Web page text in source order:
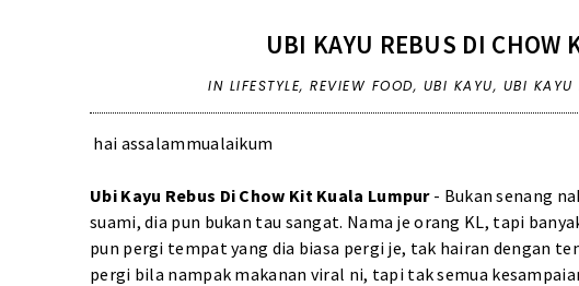
UBI KAYU REBUS DI CHOW
IN LIFESTYLE,REVIEW FOOD, UBI KAYU, UBI KAYU
hai assalammualaikum
Ubi Kayu Rebus Di Chow Kit Kuala Lumpur- Bukan senang
suami, dia pun bukan tau sangat. Nama je orang KL, tapi
pun pergi tempat yang dia biasa pergi je, tak hairan dengan
pergi bila nampak makanan viral ni, tapi tak semua